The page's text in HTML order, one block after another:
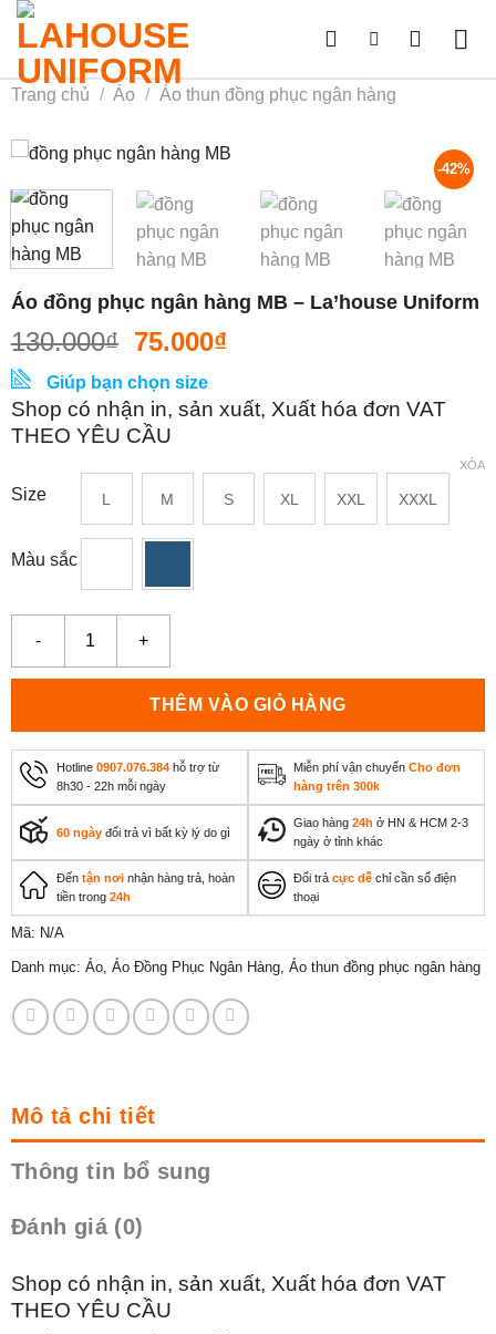
Skip
content
Trang chủ / Áo / Áo thun đồng phục ngân hàng
-42%
Áo đồng phục ngân hàng MB – La’house Uniform
130.000₫ 75.000₫
Giúp bạn chọn size
Shop có nhận in, sản xuất, Xuất hóa đơn VAT
THEO YÊU CẦU
Size L M S XL XXL XXXL
Màu sắc
XÓA
Áo đồng phục ngân hàng MB – La’house Uniform số lượng
THÊM VÀO GIỎ HÀNG
Hotline 0907.076.384hỗ trợ từ
8h30 - 22h mỗi ngày
Miễn phí vận chuyển Cho đơn
hàng trên 300k
60 ngàyđổi trả vì bất kỳ lý do gì
Giao hàng 24h ở HN & HCM 2-3
ngày ở tỉnh khác
Đến tận nơinhận hàng trả, hoàn
tiền trong 24h
Đổi trả cực dễ chỉ cần số điện
thoại
Mã: N/A
Danh mục: Áo, Áo Đồng Phục Ngân Hàng, Áo thun đồng phục ngân hàng
Mô tả chi tiết
Thông tin bổ sung
Đánh giá (0)
Shop có nhận in, sản xuất, Xuất hóa đơn VAT
THEO YÊU CẦU